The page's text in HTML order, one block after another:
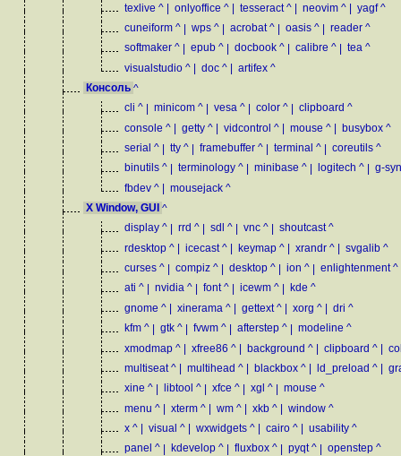
texlive ^ | onlyoffice ^ | tesseract ^ | neovim ^ | yagf ^
cuneiform ^ | wps ^ | acrobat ^ | oasis ^ | reader ^
softmaker ^ | epub ^ | docbook ^ | calibre ^ | tea ^
visualstudio ^ | doc ^ | artifex ^
Консоль ^
cli ^ | minicom ^ | vesa ^ | color ^ | clipboard ^
console ^ | getty ^ | vidcontrol ^ | mouse ^ | busybox ^
serial ^ | tty ^ | framebuffer ^ | terminal ^ | coreutils ^
binutils ^ | terminology ^ | minibase ^ | logitech ^ | g-
fbdev ^ | mousejack ^
X Window, GUI ^
display ^ | rrd ^ | sdl ^ | vnc ^ | shoutcast ^
rdesktop ^ | icecast ^ | keymap ^ | xrandr ^ | svgalib ^
curses ^ | compiz ^ | desktop ^ | ion ^ | enlightenment ^
ati ^ | nvidia ^ | font ^ | icewm ^ | kde ^
gnome ^ | xinerama ^ | gettext ^ | xorg ^ | dri ^
kfm ^ | gtk ^ | fvwm ^ | afterstep ^ | modeline ^
xmodmap ^ | xfree86 ^ | background ^ | clipboard ^ |
multiseat ^ | multihead ^ | blackbox ^ | ld_preload ^ |
xine ^ | libtool ^ | xfce ^ | xgl ^ | mouse ^
menu ^ | xterm ^ | wm ^ | xkb ^ | window ^
x ^ | visual ^ | wxwidgets ^ | cairo ^ | usability ^
panel ^ | kdevelop ^ | fluxbox ^ | pyqt ^ | openstep ^